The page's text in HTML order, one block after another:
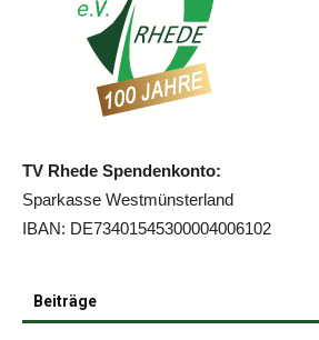
TV Rhede Spendenkonto:
Sparkasse Westmünsterland
IBAN: DE73401545300004006102
Beiträge